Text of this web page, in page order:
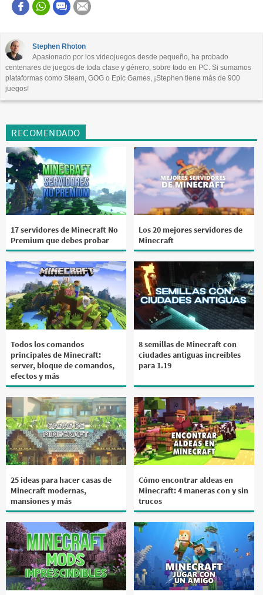
Este contenido contiene información incorrecta
Otro
Stephen Rhoton
Apasionado por los videojuegos desde pequeño, ha probado
centenares de juegos de toda clase y género, sobre todo en PC. Si sumamos
plataformas como Steam, GOG o Epic Games, ¡Stephen tiene más de 900
juegos!
RECOMENDADO
17 servidores de Minecraft No
Premium que debes probar
Los 20 mejores servidores de
Minecraft
Todos los comandos
principales de Minecraft:
server, bloque de comandos,
efectos y más
8 semillas de Minecraft con
ciudades antiguas increíbles
para 1.19
25 ideas para hacer casas de
Minecraft modernas,
mansiones y más
Cómo encontrar aldeas en
Minecraft: 4 maneras con y sin
trucos